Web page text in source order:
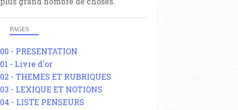
PAGES
00 - PRESENTATION
01 - Livre d'or
02 - THEMES ET RUBRIQUES
03 - LEXIQUE ET NOTIONS
04 - LISTE PENSEURS